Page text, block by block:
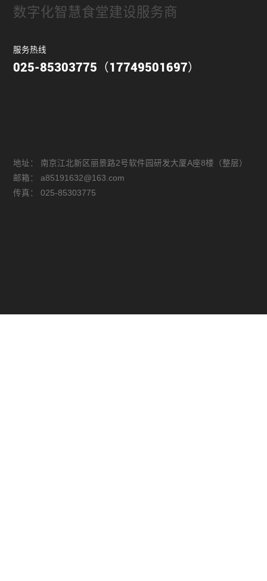
数字化智慧食堂建设服务商
服务热线
025-85303775（17749501697）
地址：
南京江北新区丽景路2号软件园研发大厦A座8楼（整层）
邮箱：
a85191632@163.com
传真：
025-85303775